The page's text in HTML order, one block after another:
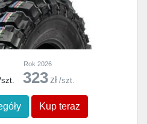
Rok 2026
323zł /szt.
Kup teraz